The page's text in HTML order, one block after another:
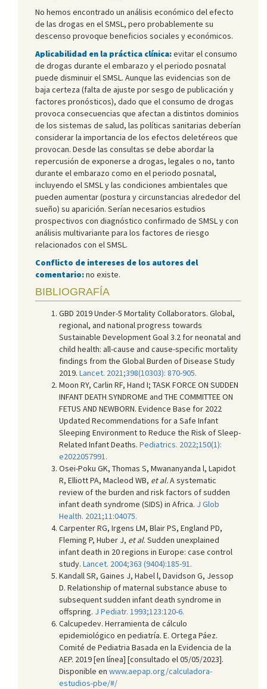
No hemos encontrado un análisis económico del efecto
de las drogas en el SMSL, pero probablemente su
descenso provoque beneficios sociales y económicos.
Aplicabilidad en la práctica clínica:evitar el consumo
de drogas durante el embarazo y el periodo posnatal
puede disminuir el SMSL. Aunque las evidencias son de
baja certeza (falta de ajuste por sesgo de publicación y
factores pronósticos), dado que el consumo de drogas
provoca consecuencias que afectan a distintos dominios
de los sistemas de salud, las políticas sanitarias deberían
considerar la importancia de los efectos deletéreos que
provocan. Desde las consultas se debe abordar la
repercusión de exponerse a drogas, legales o no, tanto
durante el embarazo como en el periodo posnatal,
incluyendo el SMSL y las condiciones ambientales que
pueden aumentar (postura y circunstancias alrededor del
sueño) su aparición. Serían necesarios estudios
prospectivos con diagnóstico confirmado de SMSL y con
análisis multivariante para los factores de riesgo
relacionados con el SMSL.
Conflicto de intereses de los autores del
comentario:no existe.
BIBLIOGRAFÍA
GBD 2019 Under-5 Mortality Collaborators. Global,
regional, and national progress towards
Sustainable Development Goal 3.2 for neonatal and
child health: all-cause and cause-specific mortality
findings from the Global Burden of Disease Study
2019. Lancet. 2021;398(10303): 870-905.
Moon RY, Carlin RF, Hand I; TASK FORCE ON SUDDEN
INFANT DEATH SYNDROME and THE COMMITTEE ON
FETUS AND NEWBORN. Evidence Base for 2022
Updated Recommendations for a Safe Infant
Sleeping Environment to Reduce the Risk of Sleep-
Related Infant Deaths. Pediatrics. 2022;150(1):
e2022057991.
Osei-Poku GK, Thomas S, Mwananyanda l, Lapidot
R, Elliott PA, Macleod WB, et al.A systematic
review of the burden and risk factors of sudden
infant death syndrome (SIDS) in Africa. J Glob
Health. 2021;11:04075.
Carpenter RG, Irgens LM, Blair PS, England PD,
Fleming P, Huber J, et al. Sudden unexplained
infant death in 20 regions in Europe: case control
study. Lancet. 2004;363 (9404):185-91.
Kandall SR, Gaines J, Habel l, Davidson G, Jessop
D. Relationship of maternal substance abuse to
subsequent sudden infant death syndrome in
offspring. J Pediatr. 1993;123:120-6.
Calcupedev. Herramienta de cálculo
epidemiológico en pediatría. E. Ortega Páez.
Comité de Pediatria Basada en la Evidencia de la
AEP. 2019 [en línea] [consultado el 05/05/2023].
Disponible en www.aepap.org/calculadora-
estudios-pbe/#/